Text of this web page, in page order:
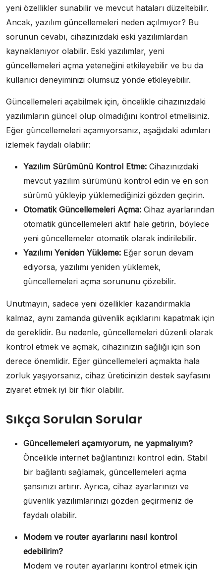
yeni özellikler sunabilir ve mevcut hataları düzeltebilir.
Ancak, yazılım güncellemeleri neden açılmıyor? Bu
sorunun cevabı, cihazınızdaki eski yazılımlardan
kaynaklanıyor olabilir. Eski yazılımlar, yeni
güncellemeleri açma yeteneğini etkileyebilir ve bu da
kullanıcı deneyiminizi olumsuz yönde etkileyebilir.
Güncellemeleri açabilmek için, öncelikle cihazınızdaki
yazılımların güncel olup olmadığını kontrol etmelisiniz.
Eğer güncellemeleri açamıyorsanız, aşağıdaki adımları
izlemek faydalı olabilir:
Yazılım Sürümünü Kontrol Etme: Cihazınızdaki
mevcut yazılım sürümünü kontrol edin ve en son
sürümü yükleyip yüklemediğinizi gözden geçirin.
Otomatik Güncellemeleri Açma: Cihaz ayarlarından
otomatik güncellemeleri aktif hale getirin, böylece
yeni güncellemeler otomatik olarak indirilebilir.
Yazılımı Yeniden Yükleme: Eğer sorun devam
ediyorsa, yazılımı yeniden yüklemek,
güncellemeleri açma sorununu çözebilir.
Unutmayın, sadece yeni özellikler kazandırmakla
kalmaz, aynı zamanda güvenlik açıklarını kapatmak için
de gereklidir. Bu nedenle, güncellemeleri düzenli olarak
kontrol etmek ve açmak, cihazınızın sağlığı için son
derece önemlidir. Eğer güncellemeleri açmakta hala
zorluk yaşıyorsanız, cihaz üreticinizin destek sayfasını
ziyaret etmek iyi bir fikir olabilir.
Sıkça Sorulan Sorular
Güncellemeleri açamıyorum, ne yapmalıyım?
Öncelikle internet bağlantınızı kontrol edin. Stabil
bir bağlantı sağlamak, güncellemeleri açma
şansınızı artırır. Ayrıca, cihaz ayarlarınızı ve
güvenlik yazılımlarınızı gözden geçirmeniz de
faydalı olabilir.
Modem ve router ayarlarını nasıl kontrol
edebilirim?
Modem ve router ayarlarını kontrol etmek için